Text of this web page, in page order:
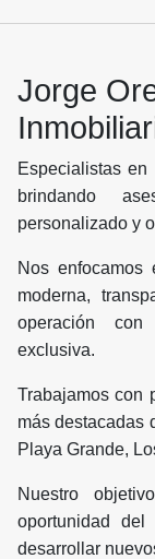
Jorge
Especialistas
brindando
personalizado y
Nos enfocamos
moderna,
operación con
exclusiva.
Trabajamos con
más destacadas
Playa Grande,
Nuestro
oportunidad
desarrollar